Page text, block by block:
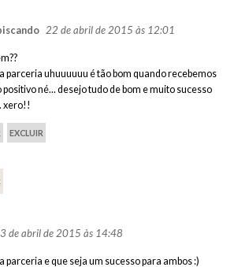
22 de abril de 2015 às 12:01
parceria uhuuuuuu é tão bom quando recebemos
né... desejo tudo de bom e muito sucesso
xero!!
EXCLUIR
de abril de 2015 às 14:48
parceria e que seja um sucesso para ambos :)